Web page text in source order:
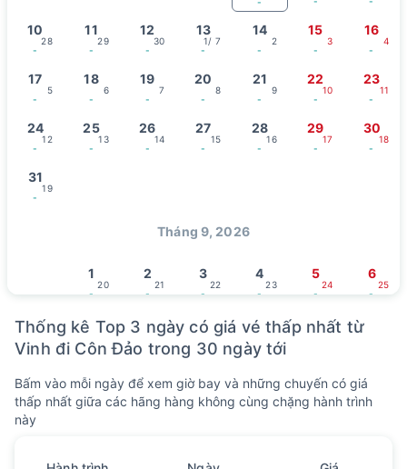
10
-
28
11
-
29
12
-
30
13
-
1/ 7
14
-
2
15
-
3
16
-
4
17
-
5
18
-
6
19
-
7
20
-
8
21
-
9
22
-
10
23
-
11
24
-
12
25
-
13
26
-
14
27
-
15
28
-
16
29
-
17
30
-
18
31
-
19
Tháng 9, 2026
1
-
20
2
-
21
3
-
22
4
-
23
5
-
24
6
-
25
7
26
8
-
27
9
28
10
-
29
11
1 / 8
12
2
4 5 6 7 8
-
9
21
Thống kê Top 3 ngày có giá vé thấp nhất từ
Vinh đi Côn Đảo trong 30 ngày tới
Bấm vào mỗi ngày để xem giờ bay và những chuyến có giá
thấp nhất giữa các hãng hàng không cùng chặng hành trình
này